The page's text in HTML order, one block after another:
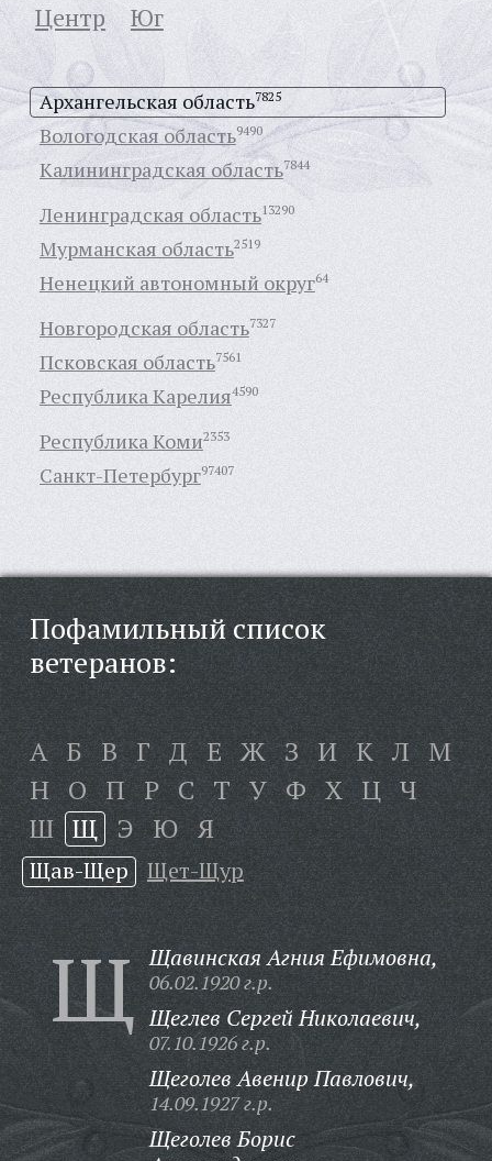
Центр
Юг
Архангельская область7825
Вологодская область9490
Калининградская область7844
Ленинградская область13290
Мурманская область2519
Ненецкий автономный округ64
Новгородская область7327
Псковская область7561
Республика Карелия4590
Республика Коми2353
Санкт-Петербург97407
Пофамильный список
ветеранов:
А Б В Г Д Е Ж З И К Л М
Н О П Р С Т У Ф Х Ц Ч
Ш Щ Э Ю Я
Щав-Щер Щет-Щур
Щ Щавинская Агния Ефимовна,
06.02.1920 г.р.
Щеглев Сергей Николаевич,
07.10.1926 г.р.
Щеголев Авенир Павлович,
14.09.1927 г.р.
Щеголев Борис